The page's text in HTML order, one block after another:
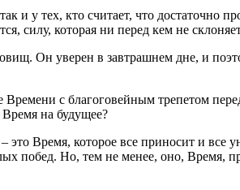
и у тех, кто считает, что достаточно
силу, которая ни перед кем не
Он уверен в завтрашнем дне, и
с благоговейным трепетом
Время на будущее?
Время, которое все приносит и все
побед. Но, тем не менее, оно, Время,